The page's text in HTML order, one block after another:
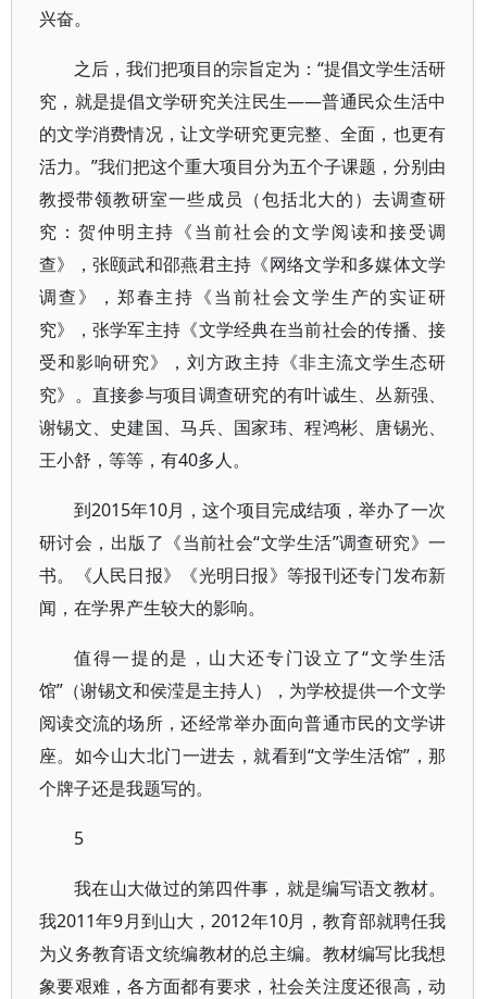
兴奋。
之后，我们把项目的宗旨定为：“提倡文学生活研
究，就是提倡文学研究关注民生——普通民众生活中
的文学消费情况，让文学研究更完整、全面，也更有
活力。”我们把这个重大项目分为五个子课题，分别由
教授带领教研室一些成员（包括北大的）去调查研
究：贺仲明主持《当前社会的文学阅读和接受调
查》，张颐武和邵燕君主持《网络文学和多媒体文学
调查》，郑春主持《当前社会文学生产的实证研
究》，张学军主持《文学经典在当前社会的传播、接
受和影响研究》，刘方政主持《非主流文学生态研
究》。直接参与项目调查研究的有叶诚生、丛新强、
谢锡文、史建国、马兵、国家玮、程鸿彬、唐锡光、
王小舒，等等，有40多人。
到2015年10月，这个项目完成结项，举办了一次
研讨会，出版了《当前社会“文学生活”调查研究》一
书。《人民日报》《光明日报》等报刊还专门发布新
闻，在学界产生较大的影响。
值得一提的是，山大还专门设立了“文学生活
馆”（谢锡文和侯滢是主持人），为学校提供一个文学
阅读交流的场所，还经常举办面向普通市民的文学讲
座。如今山大北门一进去，就看到“文学生活馆”，那
个牌子还是我题写的。
5
我在山大做过的第四件事，就是编写语文教材。
我2011年9月到山大，2012年10月，教育部就聘任我
为义务教育语文统编教材的总主编。教材编写比我想
象要艰难，各方面都有要求，社会关注度还很高，动